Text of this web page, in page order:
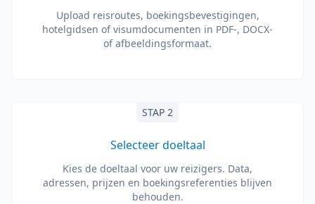
Upload reisroutes, boekingsbevestigingen,
hotelgidsen of visumdocumenten in PDF-, DOCX-
of afbeeldingsformaat.
STAP 2
Selecteer doeltaal
Kies de doeltaal voor uw reizigers. Data,
adressen, prijzen en boekingsreferenties blijven
behouden.